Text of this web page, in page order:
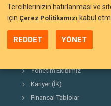
BIZI TANIYIN
Neden Ata Yatırım?
Şirket Hakkında
Yönetim Ekibimiz
Kariyer (İK)
Finansal Tablolar
Tercihlerinizin hatırlanması ve
için Çerez Politikamızı kabul
REDDET YÖNET